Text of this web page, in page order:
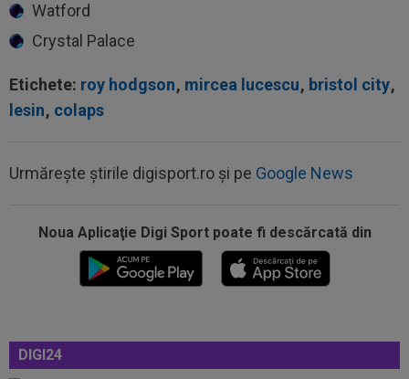
Watford
Crystal Palace
Etichete: roy hodgson, mircea lucescu, bristol city,
lesin, colaps
Urmărește știrile digisport.ro și pe Google News
Noua Aplicaţie Digi Sport poate fi descărcată din
DIGI24
14:36 OFICIAL
România și-a anunțat lotul pentru
Campionatul European de la Zagreb
VIDEO
Rareș Pieleanu, campion la Curtea de
14:10 OFICIAL
Surpriză! Jucătorul dorit de Gigi
Becali, care ”poate juca la orice echipă din...